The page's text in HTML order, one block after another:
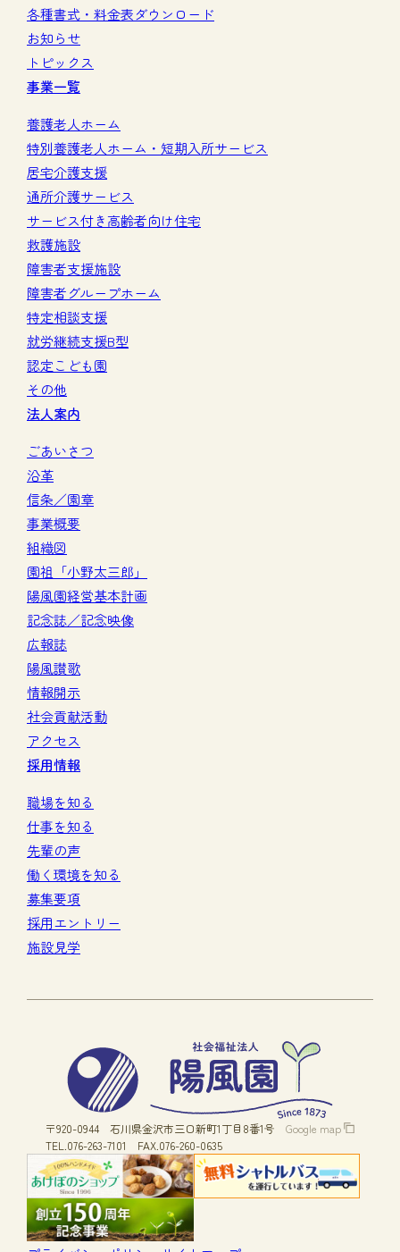
各種書式・料金表ダウンロード
お知らせ
トピックス
事業一覧
養護老人ホーム
特別養護老人ホーム・短期入所サービス
居宅介護支援
通所介護サービス
サービス付き高齢者向け住宅
救護施設
障害者支援施設
障害者グループホーム
特定相談支援
就労継続支援B型
認定こども園
その他
法人案内
ごあいさつ
沿革
信条／園章
事業概要
組織図
園祖「小野太三郎」
陽風園経営基本計画
記念誌／記念映像
広報誌
陽風讃歌
情報開示
社会貢献活動
アクセス
採用情報
職場を知る
仕事を知る
先輩の声
働く環境を知る
募集要項
採用エントリー
施設見学
〒920-0944 石川県金沢市三口新町1丁目8番1号
Google map
TEL.076-263-7101
FAX.076-260-0635